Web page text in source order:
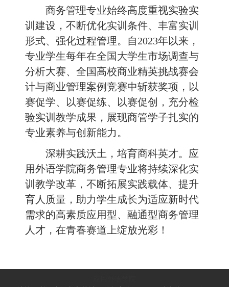
商务管理专业始终高度重视实验实
训建设，不断优化实训条件、丰富实训
形式、强化过程管理。自2023年以来，
专业学生每年在全国大学生市场调查与
分析大赛、全国高校商业精英挑战赛会
计与商业管理案例竞赛中斩获奖项，以
赛促学、以赛促练、以赛促创，充分检
验实训教学成果，展现商管学子扎实的
专业素养与创新能力。
深耕实践沃土，培育商科英才。应
用外语学院商务管理专业将持续深化实
训教学改革，不断拓展实践载体、提升
育人质量，助力学生成长为适应新时代
需求的高素质应用型、融通型商务管理
人才，在青春赛道上绽放光彩！